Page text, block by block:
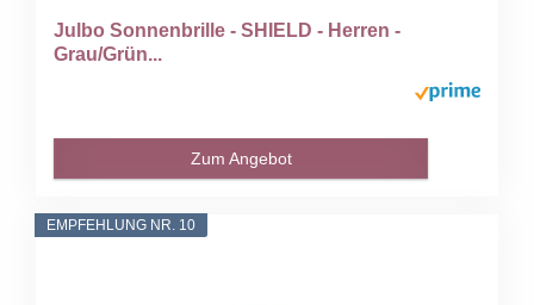
Julbo Sonnenbrille - SHIELD - Herren -
Grau/Grün...
Zum Angebot
EMPFEHLUNG NR. 10